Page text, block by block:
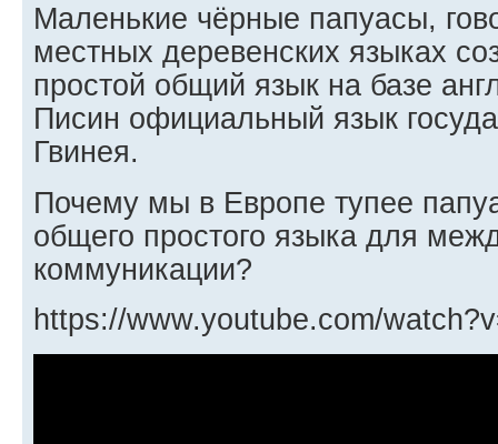
Маленькие чёрные папуасы,
местных деревенских языках
простой общий язык на базе
Писин официальный язык
Гвинея.
Почему мы в Европе тупее
общего простого языка для
коммуникации?
https://www.youtube.com/